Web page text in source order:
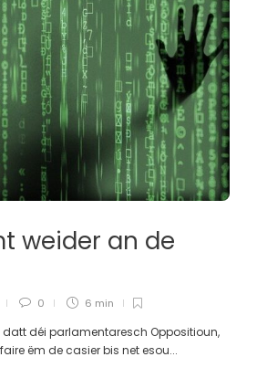
weider an de
0 6 min
datt déi parlamentaresch Oppositioun,
ëm de casier bis net esou...